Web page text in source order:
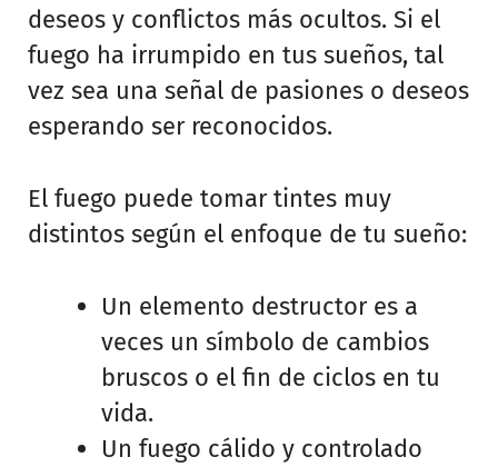
deseos y conflictos más ocultos. Si el
fuego ha irrumpido en tus sueños, tal
vez sea una señal de pasiones o deseos
esperando ser reconocidos.
El fuego puede tomar tintes muy
distintos según el enfoque de tu sueño:
Un elemento destructor es a
veces un símbolo de cambios
bruscos o el fin de ciclos en tu
vida.
Un fuego cálido y controlado